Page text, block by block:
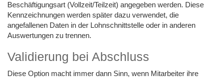
Beschäftigungsart (Vollzeit/Teilzeit) angegeben werden. Diese
Kennzeichnungen werden später dazu verwendet, die
angefallenen Daten in der Lohnschnittstelle oder in anderen
Auswertungen zu trennen.
Validierung bei Abschluss
Diese Option macht immer dann Sinn, wenn Mitarbeiter ihre